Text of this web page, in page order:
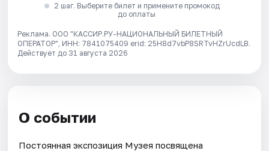
2 шаг. Выберите билет и примените промокод
до оплаты
Реклама. ООО "КАССИР.РУ-НАЦИОНАЛЬНЫЙ БИЛЕТНЫЙ
ОПЕРАТОР", ИНН: 7841075409 erid: 25H8d7vbP8SRTvHZrUcdLB.
Действует до 31 августа 2026
О событии
Постоянная экспозиция Музея посвящена